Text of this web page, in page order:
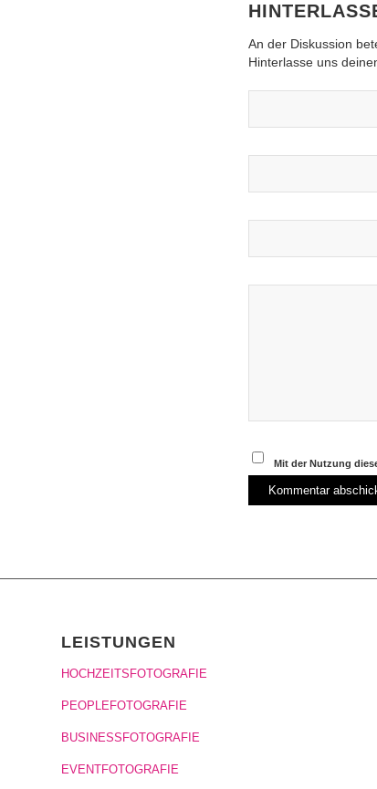
An der Diskussion
Hinterlasse uns
Mit der Nutzung
LEISTUNGEN
HOCHZEITSFOTOGRAFIE
PEOPLEFOTOGRAFIE
BUSINESSFOTOGRAFIE
EVENTFOTOGRAFIE